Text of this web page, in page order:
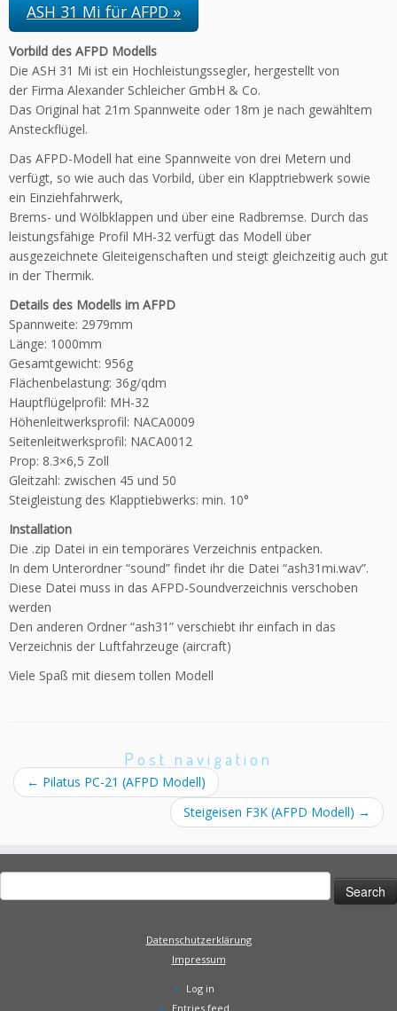
ASH 31 Mi für AFPD »
Vorbild des AFPD Modells
Die ASH 31 Mi ist ein Hochleistungssegler, hergestellt von
der Firma Alexander Schleicher GmbH & Co.
Das Original hat 21m Spannweite oder 18m je nach gewähltem
Ansteckflügel.
Das AFPD-Modell hat eine Spannweite von drei Metern und
verfügt, so wie auch das Vorbild, über ein Klapptriebwerk sowie
ein Einziehfahrwerk,
Brems- und Wölbklappen und über eine Radbremse. Durch das
leistungsfähige Profil MH-32 verfügt das Modell über
ausgezeichnete Gleiteigenschaften und steigt gleichzeitig auch gut
in der Thermik.
Details des Modells im AFPD
Spannweite: 2979mm
Länge: 1000mm
Gesamtgewicht: 956g
Flächenbelastung: 36g/qdm
Hauptflügelprofil: MH-32
Höhenleitwerksprofil: NACA0009
Seitenleitwerksprofil: NACA0012
Prop: 8.3×6,5 Zoll
Gleitzahl: zwischen 45 und 50
Steigleistung des Klapptiebwerks: min. 10°
Installation
Die .zip Datei in ein temporäres Verzeichnis entpacken.
In dem Unterordner “sound” findet ihr die Datei “ash31mi.wav”.
Diese Datei muss in das AFPD-Soundverzeichnis verschoben
werden
Den anderen Ordner “ash31” verschiebt ihr einfach in das
Verzeichnis der Luftfahrzeuge (aircraft)
Viele Spaß mit diesem tollen Modell
Post navigation
← Pilatus PC-21 (AFPD Modell)
Steigeisen F3K (AFPD Modell) →
Search
for:
Datenschutzerklärung
Impressum
Log in
Entries feed